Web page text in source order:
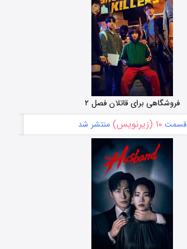
فروشگاهی برای قاتلان فصل ۲
قسمت۱۰ (زیرنویس) منتشر شد